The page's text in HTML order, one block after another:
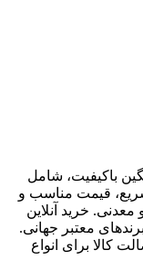
شامل
مناسب و
آنلاین
جهانی.
انواع